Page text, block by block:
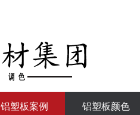
铝塑板案例 铝塑板颜色